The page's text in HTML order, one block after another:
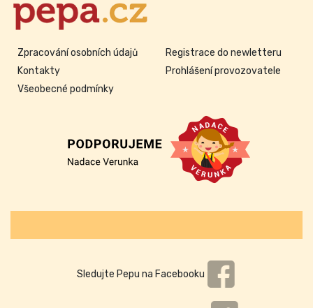
Zpracování osobních údajů
Kontakty
Všeobecné podmínky
Registrace do newletteru
Prohlášení provozovatele
Sledujte Pepu na Facebooku